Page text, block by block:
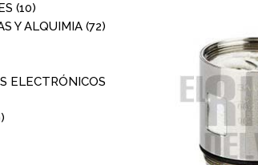
(10)
Y ALQUIMIA (72)
ELECTRÓNICOS